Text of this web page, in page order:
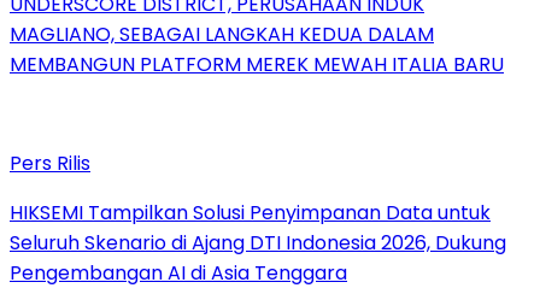
MAGLIANO, SEBAGAI LANGKAH KEDUA DALAM
MEMBANGUN PLATFORM MEREK MEWAH ITALIA BARU
Pers Rilis
HIKSEMI Tampilkan Solusi Penyimpanan Data untuk
Seluruh Skenario di Ajang DTI Indonesia 2026, Dukung
Pengembangan AI di Asia Tenggara